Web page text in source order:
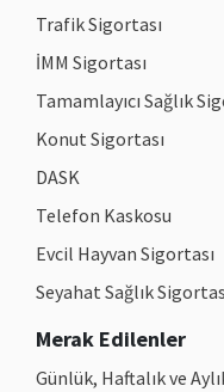
Trafik Sigortası
İMM Sigortası
Tamamlayıcı Sağlık
Konut Sigortası
DASK
Telefon Kaskosu
Evcil Hayvan Sigortası
Seyahat Sağlık
Merak Edilenler
Günlük, Haftalık ve